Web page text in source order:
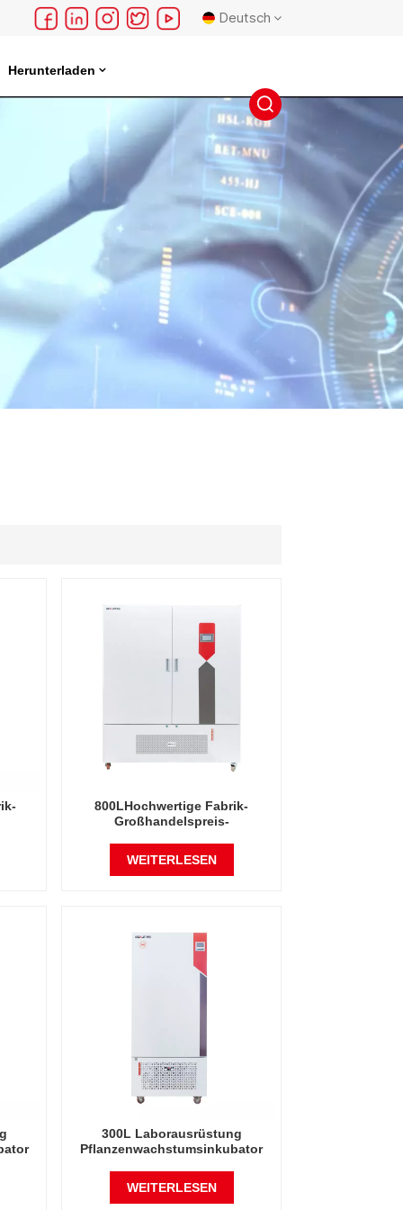
Deutsch
English
français
русский
español
português
日本語
Herunterladen
800LHochwertige Fabrik-
Großhandelspreis-
Klima-Inkubator
WEITERLESEN
300L Laborausrüstung
Pflanzenwachstumsinkubator
WEITERLESEN